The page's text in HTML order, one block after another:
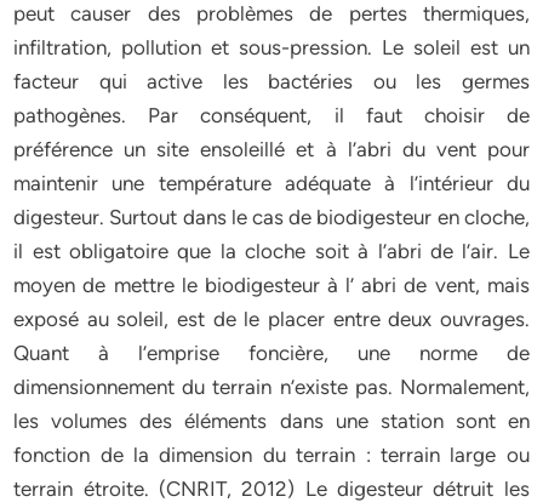
peut causer des problèmes de pertes thermiques,
infiltration, pollution et sous-pression. Le soleil est un
facteur qui active les bactéries ou les germes
pathogènes. Par conséquent, il faut choisir de
préférence un site ensoleillé et à l’abri du vent pour
maintenir une température adéquate à l’intérieur du
digesteur. Surtout dans le cas de biodigesteur en cloche,
il est obligatoire que la cloche soit à l’abri de l’air. Le
moyen de mettre le biodigesteur à l’ abri de vent, mais
exposé au soleil, est de le placer entre deux ouvrages.
Quant à l’emprise foncière, une norme de
dimensionnement du terrain n’existe pas. Normalement,
les volumes des éléments dans une station sont en
fonction de la dimension du terrain : terrain large ou
terrain étroite. (CNRIT, 2012) Le digesteur détruit les